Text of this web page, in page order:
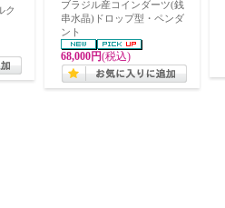
ク
ブラジル産コインダーツ(銭
串水晶)ドロップ型・ペンダ
ント
68,000円(税込)